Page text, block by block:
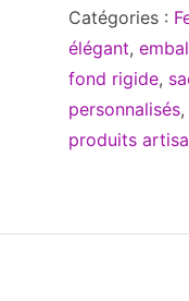
fond
carton
décoré
-
Pois
Lot
Catégories :
élégant,
fond rigide,
personnalisés,
produits